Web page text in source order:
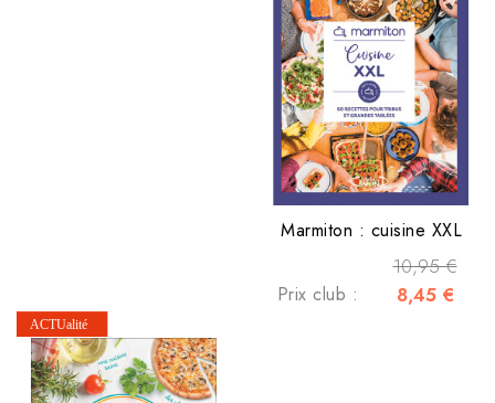
Marmiton : cuisine XXL
10,95 €
Prix club : 8,45 €